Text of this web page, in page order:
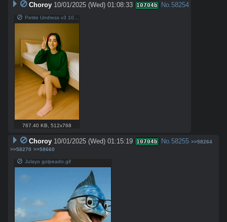
Choroy 10/01/2025 (Wed) 01:08:33 10704b No. 58254
767.40 KB ,512x768
Choroy 10/01/2025 (Wed) 01:15:19 10704b No.58255 >>58264
>>58270 >>58660
Julayo golpeado.gif